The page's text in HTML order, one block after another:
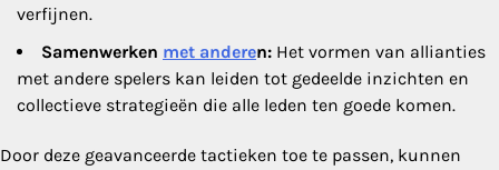
verfijnen.
Samenwerken met anderen: Het vormen van allianties
met andere spelers kan leiden tot gedeelde inzichten en
collectieve strategieën die alle leden ten goede komen.
Door deze geavanceerde tactieken toe te passen, kunnen